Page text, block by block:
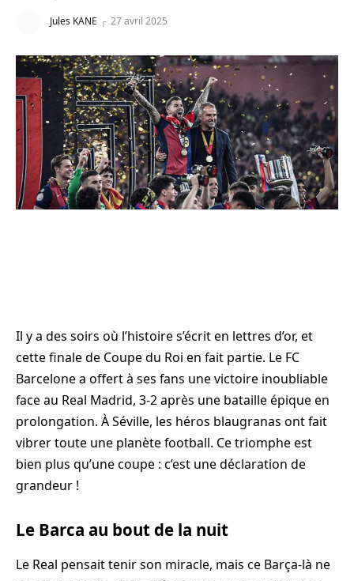
Jules KANE 27 avril 2025
Il y a des soirs où l’histoire s’écrit en lettres d’or, et
cette finale de Coupe du Roi en fait partie. Le FC
Barcelone a offert à ses fans une victoire inoubliable
face au Real Madrid, 3-2 après une bataille épique en
prolongation. À Séville, les héros blaugranas ont fait
vibrer toute une planète football. Ce triomphe est
bien plus qu’une coupe : c’est une déclaration de
grandeur !
Le Barca au bout de la nuit
Le Real pensait tenir son miracle, mais ce Barça-là ne